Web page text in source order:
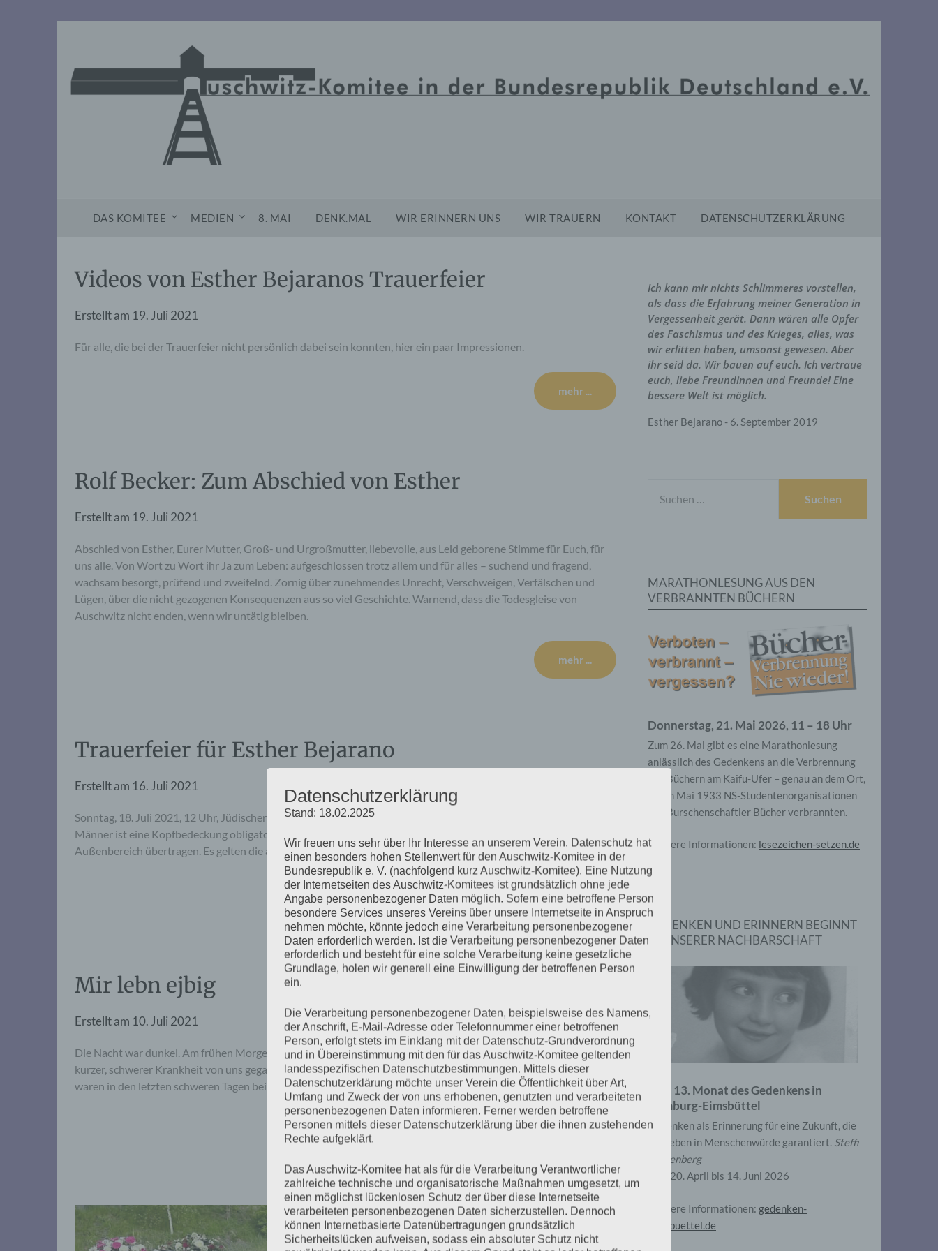
DAS KOMITEE MEDIEN 8. MAI DENK.MAL WIR ERINNERN UNS WIR TRAUERN KONTAKT DATENSCHUTZERKLÄRUNG
Videos von Esther Bejaranos Trauerfeier
Erstellt am 19. Juli 2021
Für alle, die bei der Trauerfeier nicht persönlich dabei sein konnten, hier ein paar Impressionen.
mehr ...
Rolf Becker: Zum Abschied von Esther
Erstellt am 19. Juli 2021
Abschied von Esther, Eurer Mutter, Groß- und Urgroßmutter, liebevolle, aus Leid geborene Stimme für Euch, für
uns alle. Von Wort zu Wort ihr Ja zum Leben: aufgeschlossen trotz allem und für alles – suchend und fragend,
wachsam besorgt, prüfend und zweifelnd. Zornig über zunehmendes Unrecht, Verschweigen, Verfälschen und
Lügen, über die nicht gezogenen Konsequenzen aus so viel Geschichte. Warnend, dass die Todesgleise von
Auschwitz nicht enden, wenn wir untätig bleiben.
mehr ...
Trauerfeier für Esther Bejarano
Erstellt am 16. Juli 2021
Sonntag, 18. Juli 2021, 12 Uhr, Jüdischer Friedhof HH-Ohlsdorf, Ilandkoppel 68 in Hamburg-Ohlsdorf. Für
Männer ist eine Kopfbedeckung obligatorisch. Die Sitzplätze sind begrenzt, die Trauerfeier wird in den
Außenbereich übertragen. Es gelten die aktuellen Corona-Regeln. (Bitte 60-90 Min. vorher da sein)
mehr ...
Mir lebn ejbig
Erstellt am 10. Juli 2021
Die Nacht war dunkel. Am frühen Morgen des 10. Juli 2021 ist Esther Bejarano im Alter von 96 Jahren nach
kurzer, schwerer Krankheit von uns gegangen. Sie war nicht allein, ihre Familie und ihre Freundinnen und Freunde
waren in den letzten schweren Tagen bei ihr.
mehr ...
Ich kann mir nichts Schlimmeres vorstellen,
als dass die Erfahrung meiner Generation in
Vergessenheit gerät. Dann wären alle Opfer
des Faschismus und des Krieges, alles, was
wir erlitten haben, umsonst gewesen. Aber
ihr seid da. Wir bauen auf euch. Ich vertraue
euch, liebe Freundinnen und Freunde! Eine
bessere Welt ist möglich.
Esther Bejarano - 6. September 2019
NACH:
MARATHONLESUNG AUS DEN
VERBRANNTEN BÜCHERN
Donnerstag, 21. Mai 2026, 11 – 18 Uhr
Zum 26. Mal gibt es eine Marathonlesung
anlässlich des Gedenkens an die Verbrennung
von Büchern am Kaifu-Ufer – genau an dem Ort,
wo im Mai 1933 NS-Studentenorganisationen
und Burschenschaftler Bücher verbrannten.
Weitere Informationen: lesezeichen-setzen.de
GEDENKEN UND ERINNERN BEGINNT
IN UNSERER NACHBARSCHAFT
Zum 13. Monat des Gedenkens in
Hamburg-Eimsbüttel
Gedenken als Erinnerung für eine Zukunft, die
ein Leben in Menschenwürde garantiert. Steffi
Wittenberg
Vom 20. April bis 14. Juni 2026
Weitere Informationen: gedenken-
eimsbuettel.de
Datenschutzerklärung
Stand: 18.02.2025
Wir freuen uns sehr über Ihr Interesse an unserem Verein. Datenschutz hat
einen besonders hohen Stellenwert für den Auschwitz-Komitee in der
Bundesrepublik e. V. (nachfolgend kurz Auschwitz-Komitee). Eine Nutzung
der Internetseiten des Auschwitz-Komitees ist grundsätzlich ohne jede
Angabe personenbezogener Daten möglich. Sofern eine betroffene Person
besondere Services unseres Vereins über unsere Internetseite in Anspruch
nehmen möchte, könnte jedoch eine Verarbeitung personenbezogener
Daten erforderlich werden. Ist die Verarbeitung personenbezogener Daten
erforderlich und besteht für eine solche Verarbeitung keine gesetzliche
Grundlage, holen wir generell eine Einwilligung der betroffenen Person
ein.
Die Verarbeitung personenbezogener Daten, beispielsweise des Namens,
der Anschrift, E-Mail-Adresse oder Telefonnummer einer betroffenen
Person, erfolgt stets im Einklang mit der Datenschutz-Grundverordnung
und in Übereinstimmung mit den für das Auschwitz-Komitee geltenden
landesspezifischen Datenschutzbestimmungen. Mittels dieser
Datenschutzerklärung möchte unser Verein die Öffentlichkeit über Art,
Umfang und Zweck der von uns erhobenen, genutzten und verarbeiteten
personenbezogenen Daten informieren. Ferner werden betroffene
Personen mittels dieser Datenschutzerklärung über die ihnen zustehenden
Rechte aufgeklärt.
Das Auschwitz-Komitee hat als für die Verarbeitung Verantwortlicher
zahlreiche technische und organisatorische Maßnahmen umgesetzt, um
einen möglichst lückenlosen Schutz der über diese Internetseite
verarbeiteten personenbezogenen Daten sicherzustellen. Dennoch
können Internetbasierte Datenübertragungen grundsätzlich
Sicherheitslücken aufweisen, sodass ein absoluter Schutz nicht